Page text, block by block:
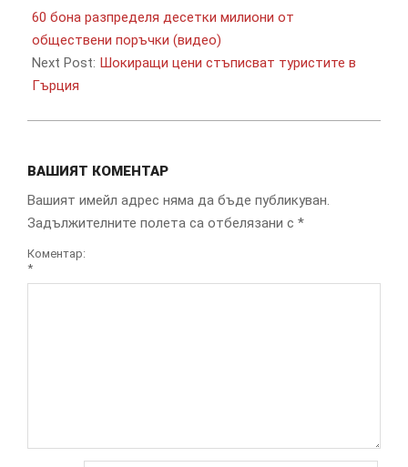
29
60 бона разпределя десетки милиони от
обществени поръчки (видео)
Next Post: Шокиращи цени стъписват туристите в
Гърция
ВАШИЯТ КОМЕНТАР
Вашият имейл адрес няма да бъде публикуван.
Задължителните полета са отбелязани с *
Коментар:
*